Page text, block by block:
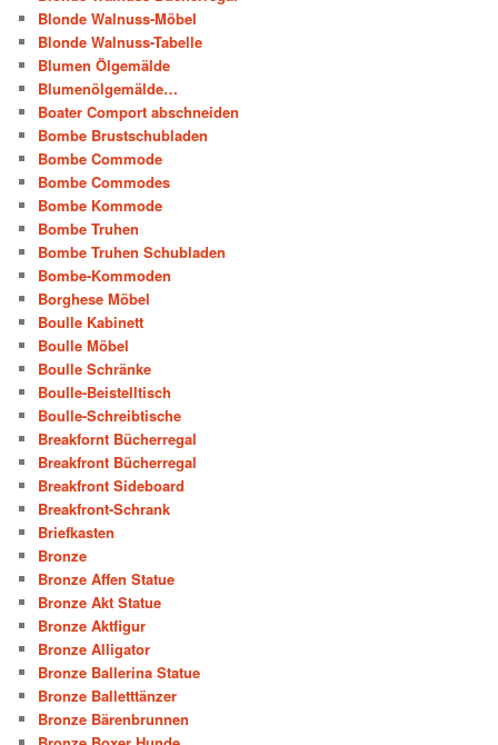
Blonde Walnuss-Möbel
Blonde Walnuss-Tabelle
Blumen Ölgemälde
Blumenölgemälde…
Boater Comport abschneiden
Bombe Brustschubladen
Bombe Commode
Bombe Commodes
Bombe Kommode
Bombe Truhen
Bombe Truhen Schubladen
Bombe-Kommoden
Borghese Möbel
Boulle Kabinett
Boulle Möbel
Boulle Schränke
Boulle-Beistelltisch
Boulle-Schreibtische
Breakfornt Bücherregal
Breakfront Bücherregal
Breakfront Sideboard
Breakfront-Schrank
Briefkasten
Bronze
Bronze Affen Statue
Bronze Akt Statue
Bronze Aktfigur
Bronze Alligator
Bronze Ballerina Statue
Bronze Balletttänzer
Bronze Bärenbrunnen